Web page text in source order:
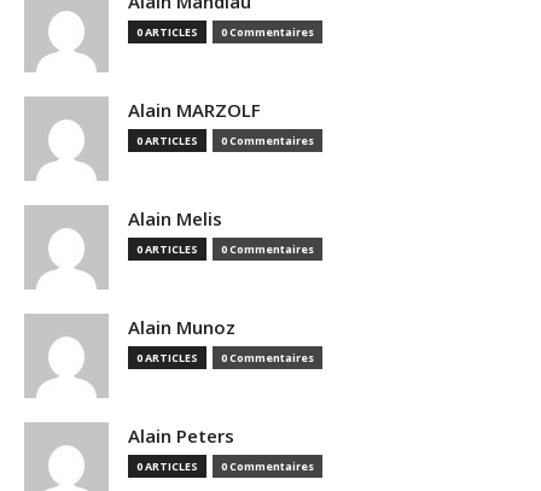
0 ARTICLES 0 Commentaires
Alain MARZOLF
0 ARTICLES 0 Commentaires
Alain Melis
0 ARTICLES 0 Commentaires
Alain Munoz
0 ARTICLES 0 Commentaires
Alain Peters
0 ARTICLES 0 Commentaires